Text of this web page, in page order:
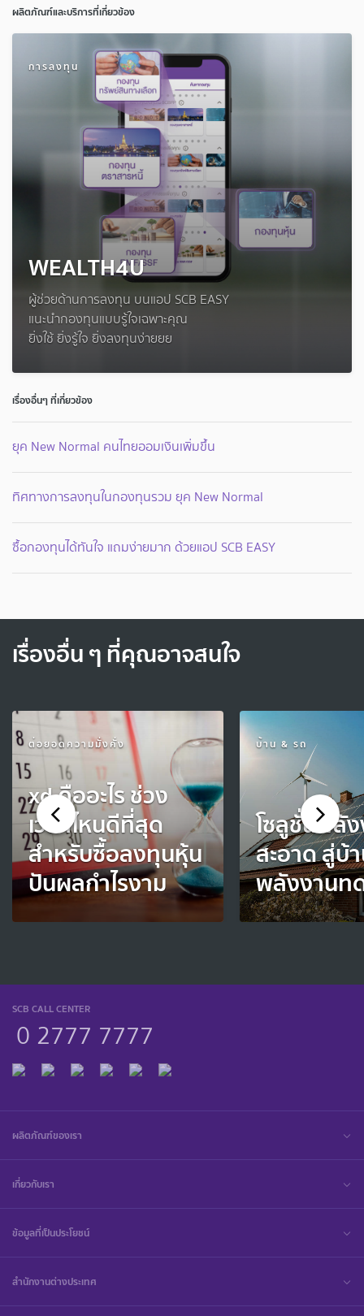
ผลิตภัณฑ์และบริการที่เกี่ยวข้อง
การลงทุน
WEALTH4U
ผู้ช่วยด้านการลงทุน บนแอป SCB EASY
แนะนำกองทุนแบบรู้ใจเฉพาะคุณ
ยิ่งใช้ ยิ่งรู้ใจ ยิ่งลงทุนง่ายยย
เรื่องอื่นๆ ที่เกี่ยวข้อง
ยุค New Normal คนไทยออมเงินเพิ่มขึ้น
ทิศทางการลงทุนในกองทุนรวม ยุค New Normal
ซื้อกองทุนได้ทันใจ แถมง่ายมาก ด้วยแอป SCB EASY
เรื่องอื่น ๆ ที่คุณอาจสนใจ
ต่อยอดความมั่งคั่ง
xd คืออะไร ช่วง
เวลาไหนดีที่สุด
สำหรับซื้อลงทุนหุ้น
ปันผลกำไรงาม
บ้าน & รถ
โซลูชั่นพลั
สะอาด สู่บ้
พลังงานท
SCB CALL CENTER
0 2777 7777
ผลิตภัณฑ์ของเรา
เกี่ยวกับเรา
ข้อมูลที่เป็นประโยชน์
สำนักงานต่างประเทศ